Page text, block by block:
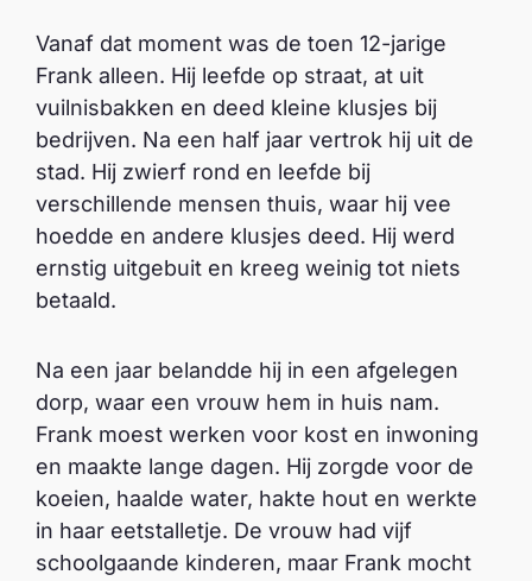
Vanaf dat moment was de toen 12-jarige
Frank alleen. Hij leefde op straat, at uit
vuilnisbakken en deed kleine klusjes bij
bedrijven. Na een half jaar vertrok hij uit de
stad. Hij zwierf rond en leefde bij
verschillende mensen thuis, waar hij vee
hoedde en andere klusjes deed. Hij werd
ernstig uitgebuit en kreeg weinig tot niets
betaald.
Na een jaar belandde hij in een afgelegen
dorp, waar een vrouw hem in huis nam.
Frank moest werken voor kost en inwoning
en maakte lange dagen. Hij zorgde voor de
koeien, haalde water, hakte hout en werkte
in haar eetstalletje. De vrouw had vijf
schoolgaande kinderen, maar Frank mocht